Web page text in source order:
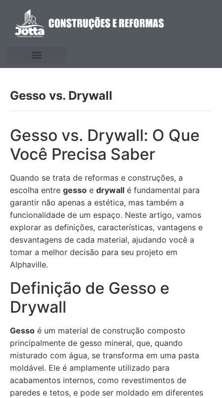
Gesso vs. Drywall
Gesso vs. Drywall: O Que
Você Precisa Saber
Quando se trata de reformas e construções, a
escolha entre gesso e drywall é fundamental para
garantir não apenas a estética, mas também a
funcionalidade de um espaço. Neste artigo, vamos
explorar as definições, características, vantagens e
desvantagens de cada material, ajudando você a
tomar a melhor decisão para seu projeto em
Alphaville.
Definição de Gesso e
Drywall
Gesso é um material de construção composto
principalmente de gesso mineral, que, quando
misturado com água, se transforma em uma pasta
moldável. Ele é amplamente utilizado para
acabamentos internos, como revestimentos de
paredes e tetos, e pode ser moldado em diferentes